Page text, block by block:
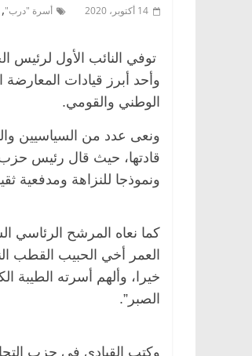
14 أكتوبر، 2020 أسرة "درب",
توفي النائب الأول
وأحد أبرز قيادات المعارضة
الوطني والقومي.
ونعى عدد من السياسيين
قادتها، حيث قال رئيس حزب
ونموذجا للنزاهة ومدفعية
كما نعاه المرشح الرئاسي
العمر أخي الحبيب القطب
خيرا، وألهم أسرته الطيبة
الصبر”.
وكتب القيادي في حزب